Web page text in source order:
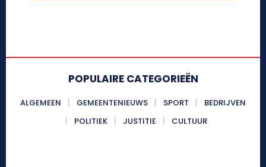
POPULAIRE CATEGORIEËN
ALGEMEEN GEMEENTENIEUWS SPORT
BEDRIJVEN
POLITIEK
JUSTITIE CULTUUR